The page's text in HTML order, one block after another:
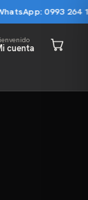
0993 264 145
cuenta